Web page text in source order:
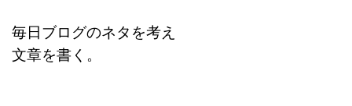
毎日ブログのネタを考え
文章を書く。